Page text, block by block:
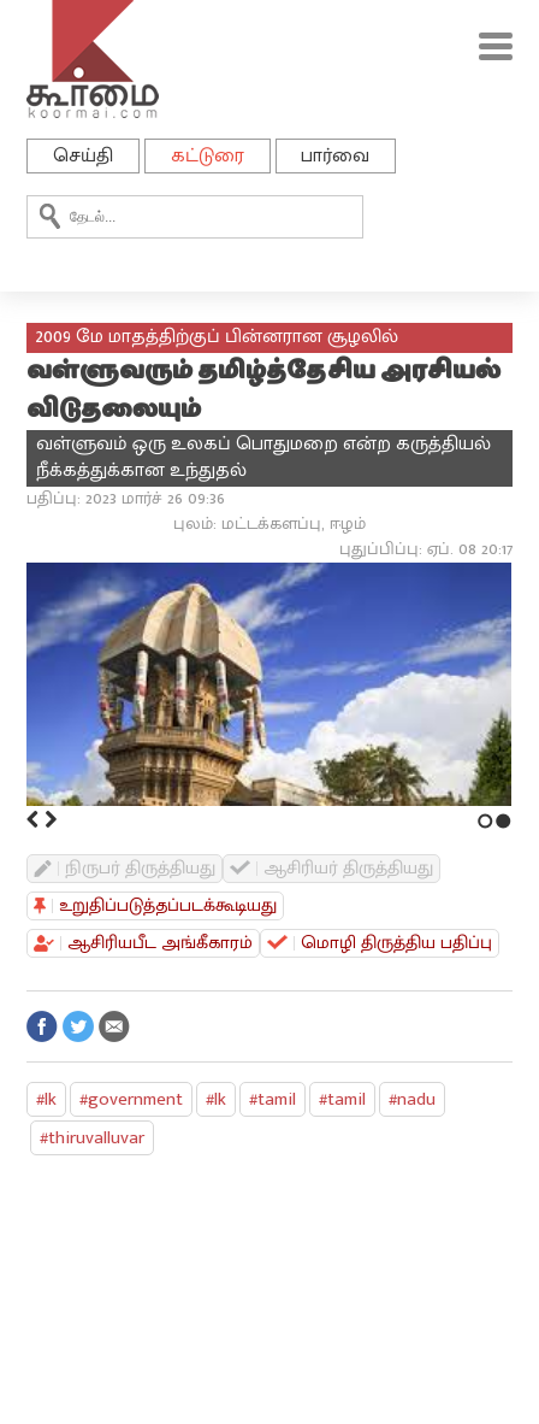
செய்தி கட்டுரை பார்வை
2009 மே மாதத்திற்குப் பின்னரான சூழலில்
வள்ளுவரும் தமிழ்த்தேசிய அரசியல்
விடுதலையும்
வள்ளுவம் ஒரு உலகப் பொதுமறை என்ற கருத்தியல்
நீக்கத்துக்கான உந்துதல்
பதிப்பு: 2023 மார்ச் 26 09:36
புலம்: மட்டக்களப்பு, ஈழம்
புதுப்பிப்பு: ஏப். 08 20:17
1 2
நிருபர் திருத்தியது
ஆசிரியர் திருத்தியது
உறுதிப்படுத்தப்படக்கூடியது
ஆசிரியபீட அங்கீகாரம்
மொழி திருத்திய பதிப்பு
#lk #government #lk #tamil #tamil
#nadu
#thiruvalluvar